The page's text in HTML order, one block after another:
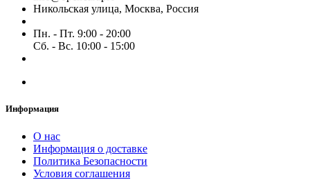
Никольская улица, Москва, Россия
Пн. - Пт. 9:00 - 20:00
Сб. - Вс. 10:00 - 15:00
Информация
О нас
Информация о доставке
Политика Безопасности
Условия соглашения